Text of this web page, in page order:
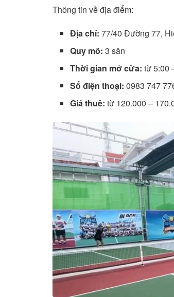
Thông tin về địa điểm:
Địa chỉ:77/40 Đường 77,
Quy mô:3 sân
Thời gian mở cửa: từ 5:00
Số điện thoại:0983 747
Giá thuê:từ 120.000 –